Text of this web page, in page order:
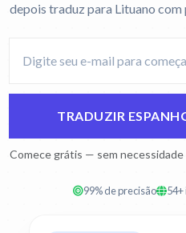
depois traduz para Lituano com
TRADUZIR
Comece grátis — sem
99% de precisão 54+